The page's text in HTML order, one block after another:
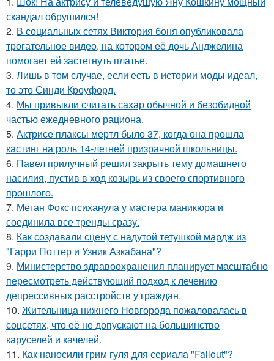
скандал обрушился!
2. В социальных сетях Виктория боня опубликовала
трогательное видео, на котором её дочь Анджелина
помогает ей застегнуть платье.
3. Лишь в том случае, если есть в истории моды идеал,
то это Синди Кроуфорд.
4. Мы привыкли считать сахар обычной и безобидной
частью ежедневного рациона.
5. Актрисе плаксы мертл было 37, когда она прошла
кастинг на роль 14-летней призрачной школьницы.
6. Павел прилучный решил закрыть тему домашнего
насилия, пустив в ход козырь из своего спортивного
прошлого.
7. Меган Фокс психанула у мастера маникюра и
соединила все тренды сразу.
8. Как создавали сцену с надутой тетушкой мардж из
"Гарри Поттер и Узник Азкабана"?
9. Министерство здравоохранения планирует масштабно
пересмотреть действующий подход к лечению
депрессивных расстройств у граждан.
10. Жительница нижнего Новгорода пожаловалась в
соцсетях, что её не допускают на большинство
каруселей и качелей.
11. Как наносили грим гуля для сериала "Fallout"?